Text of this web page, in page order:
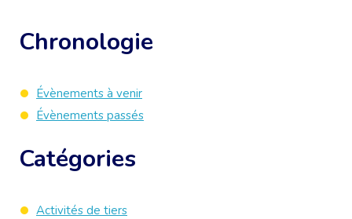
Chronologie
Évènements à venir
Évènements passés
Catégories
Activités de tiers